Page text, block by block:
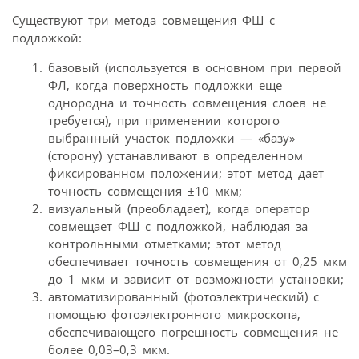
Существуют три метода совмещения ФШ с
подложкой:
базовый (используется в основном при первой
ФЛ, когда поверхность подложки еще
однородна и точность совмещения слоев не
требуется), при применении которого
выбранный участок подложки — «базу»
(сторону) устанавливают в определенном
фиксированном положении; этот метод дает
точность совмещения ±10 мкм;
визуальный (преобладает), когда оператор
совмещает ФШ с подложкой, наблюдая за
контрольными отметками; этот метод
обеспечивает точность совмещения от 0,25 мкм
до 1 мкм и зависит от возможности установки;
автоматизированный (фотоэлектрический) с
помощью фотоэлектронного микроскопа,
обеспечивающего погрешность совмещения не
более 0,03–0,3 мкм.